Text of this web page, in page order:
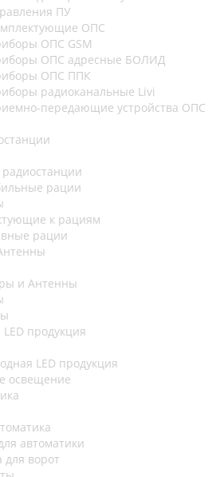
ПУ
ОПС
ОПС GSM
ОПС адресные БОЛИД
ОПС ППК
радиоканальные Livi
передающие устройства ОПС
рации
к рациям
рации
и Антенны
продукция
LED продукция
освещение
автоматики
для ворот